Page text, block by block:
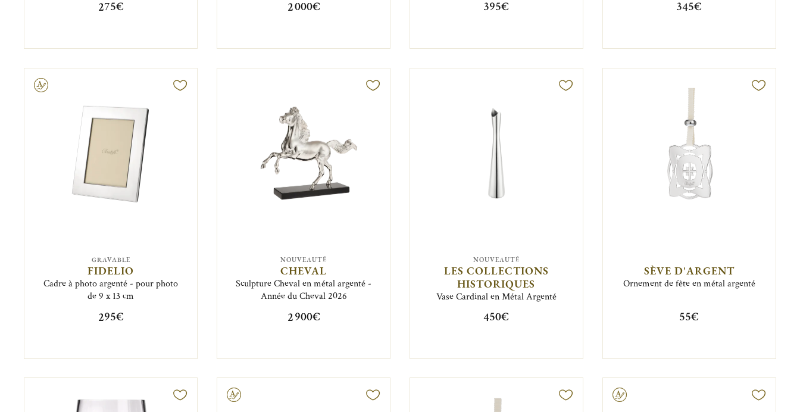
275€ 2 000€ 395€ 345€
GRAVABLE
FIDELIO
Cadre à photo argenté - pour photo
de 9 x 13 cm
295€
NOUVEAUTÉ
CHEVAL
Sculpture Cheval en métal argenté -
Année du Cheval 2026
2 900€
NOUVEAUTÉ
LES COLLECTIONS
HISTORIQUES
Vase Cardinal en Métal Argenté
450€
SÈVE D'ARGENT
Ornement de fête en métal argenté
55€
Gravable Gravable